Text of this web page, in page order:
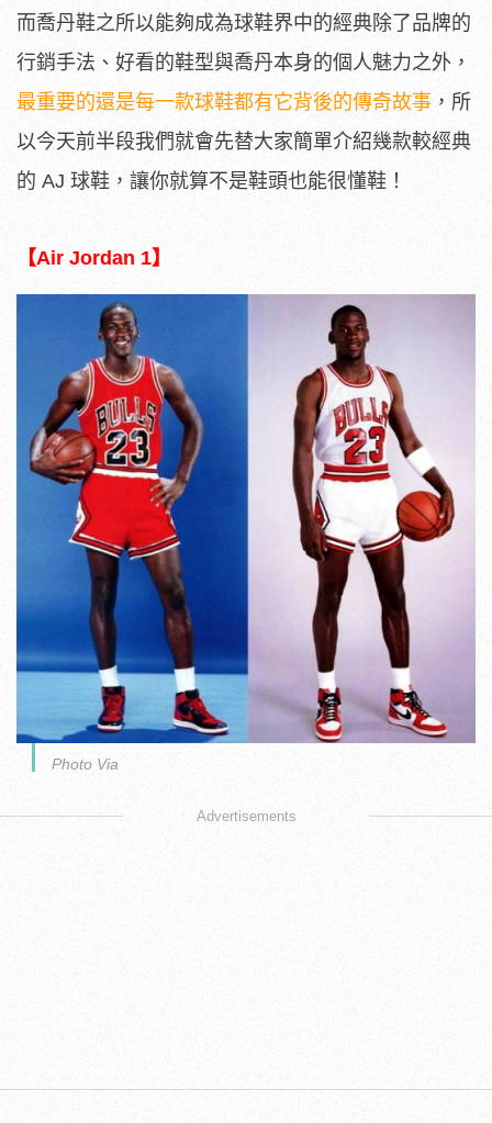
而喬丹鞋之所以能夠成為球鞋界中的經典除了品牌的
行銷手法、好看的鞋型與喬丹本身的個人魅力之外，
最重要的還是每一款球鞋都有它背後的傳奇故事 ，所
以今天前半段我們就會先替大家簡單介紹幾款較經典
的 AJ 球鞋，讓你就算不是鞋頭也能很懂鞋！
【Air Jordan 1】
Photo Via
Advertisements